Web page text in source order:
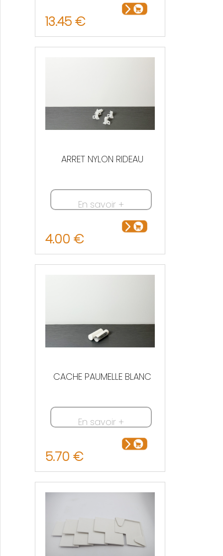
13.45 €
ARRET NYLON RIDEAU
En savoir +
4.00 €
CACHE PAUMELLE BLANC
En savoir +
5.70 €